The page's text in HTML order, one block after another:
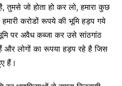
तुमसे जो होता हो कर लो, हमारा कुछ
करोडों रूपये की भूमि हड़प गये
पर अवैध कब्जा कर उसे सांठगांठ
और लोगों का रूपया हड़प रहे है जिस
हैं।